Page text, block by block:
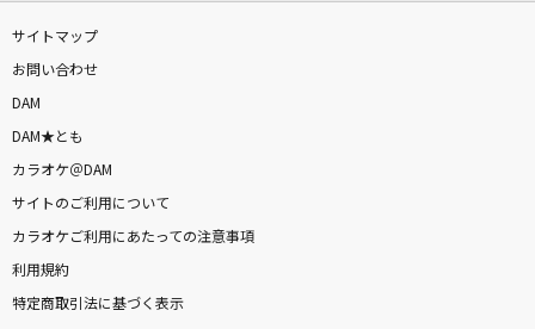
サイトマップ
お問い合わせ
DAM
DAM★とも
カラオケ＠DAM
サイトのご利用について
カラオケご利用にあたっての注意事項
利用規約
特定商取引法に基づく表示